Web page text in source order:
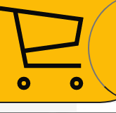
855 ₴